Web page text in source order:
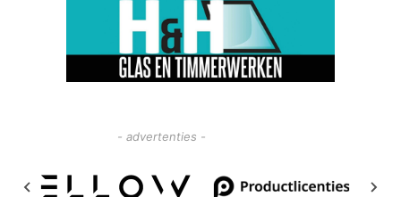
- advertenties -